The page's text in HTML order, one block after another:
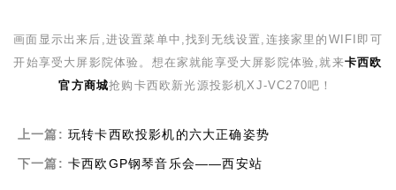
画面显示出来后,进设置菜单中,找到无线设置,连接家里的 WIFI 即可
开始享受大屏影院体验。 想在家就能享受大屏影院体验,就来卡西欧
官方商城抢购卡西欧新光源投影机XJ-VC270 吧！
上一篇: 玩转卡西欧投影机的六大正确姿势
下一篇: 卡西欧GP钢琴音乐会——西安站